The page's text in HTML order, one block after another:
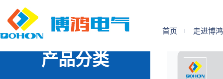
首页 走进博鸿
您的位置: 首 页 >>产品中心>>铁路电力贯通线故障精确定位系统
产品分类